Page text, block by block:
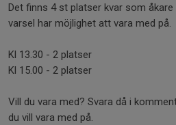
Det finns 4 st platser kvar som
varsel har möjlighet att vara med på.
Kl 13.30 - 2 platser
Kl 15.00 - 2 platser
Vill du vara med? Svara då i
du vill vara med på.